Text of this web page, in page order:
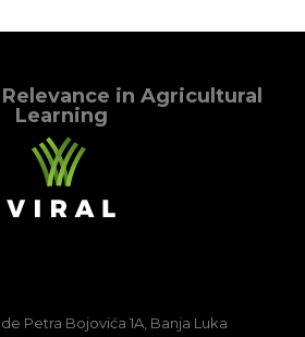
in Agricultural
Learning
Petra Bojovića 1A, Banja Luka